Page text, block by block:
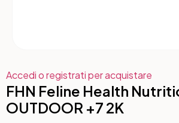
Accedi o registrati per acquistare
FHN Feline Health
OUTDOOR +7 2K